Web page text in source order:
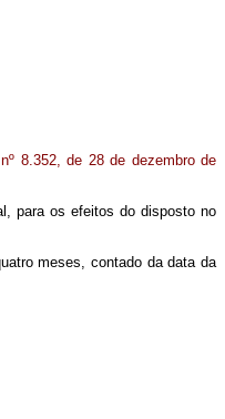
8.352, de 28 de dezembro de
para os efeitos do disposto no
meses, contado da data da